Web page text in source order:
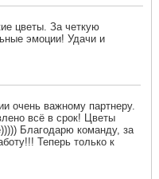
цветы. За четкую
эмоции! Удачи и
очень важному партнеру.
всё в срок! Цветы
Благодарю команду, за
Теперь только к